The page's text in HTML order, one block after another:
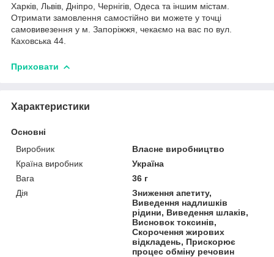
Харків, Львів, Дніпро, Чернігів, Одеса та іншим містам.
Отримати замовлення самостійно ви можете у точці
самовивезення у м. Запоріжжя, чекаємо на вас по вул.
Каховська 44.
Приховати
Характеристики
Основні
Виробник
Власне виробництво
Країна виробник
Україна
Вага
36 г
Дія
Зниження апетиту,
Виведення надлишків
рідини, Виведення шлаків,
Висновок токсинів,
Скорочення жирових
відкладень, Прискорює
процес обміну речовин